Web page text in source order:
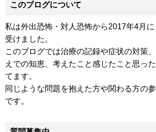
このブログについて
私は外出恐怖・対人恐怖から2017年4月
受けました。
このブログでは治療の記録や症状の対策
えでの知恵、考えたこと感じたこと思っ
てます。
同じような問題を抱えた方や関わる方の
です。